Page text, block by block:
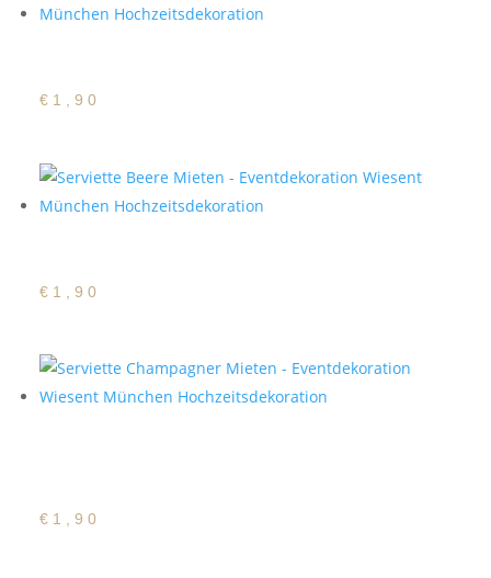
€ 1,90
€ 1,90
€ 1,90